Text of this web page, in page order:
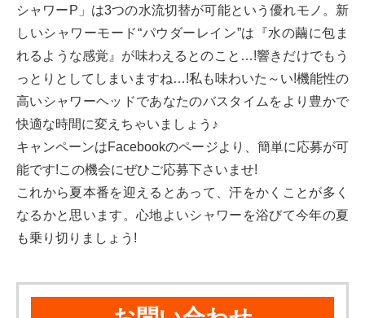
シャワーP」は3つの水流切替が可能という優れモノ。新
しいシャワーモード“パウダーレイン”は『水の繭に包ま
れるような感覚』が味わえるとのこと…!響きだけでもう
っとりとしてしまいますね…!私も味わいた～い!機能性の
高いシャワーヘッドであなたのバスタイムをより豊かで
快適な時間に変えちゃいましょう♪
キャンペーンはFacebookのページより、簡単に応募が可
能です!この機会にぜひご応募下さいませ!
これから夏本番を迎えるとあって、汗をかくことが多く
なるかと思います。心地よいシャワーを浴びて今年の夏
も乗り切りましょう!